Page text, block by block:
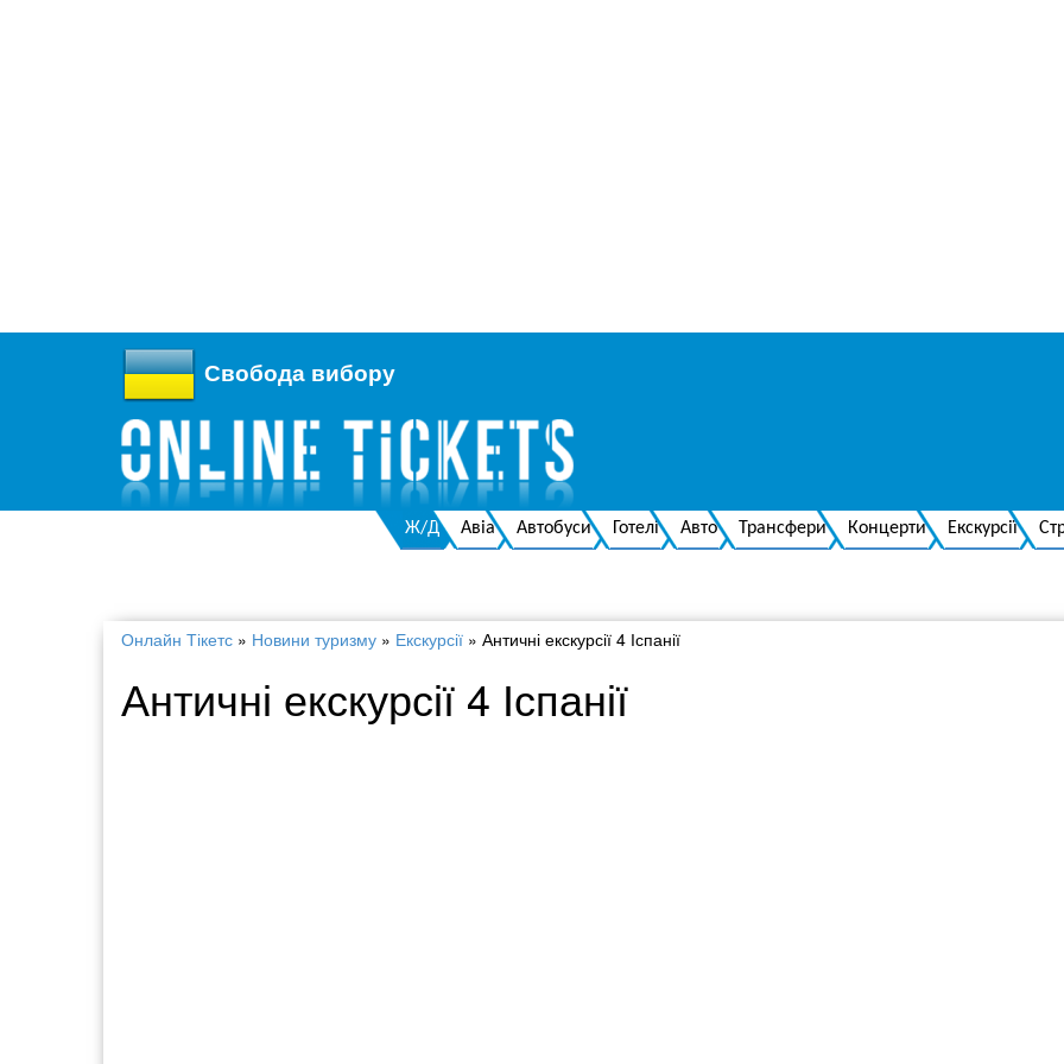
Свобода вибору
Ж/Д Авіа Автобуси Готелі Авто Трансфери Концерти Екскурсії
Онлайн Тікетс » Новини туризму » Екскурсії » Античні екскурсії 4 Іспанії
Античні екскурсії 4 Іспанії